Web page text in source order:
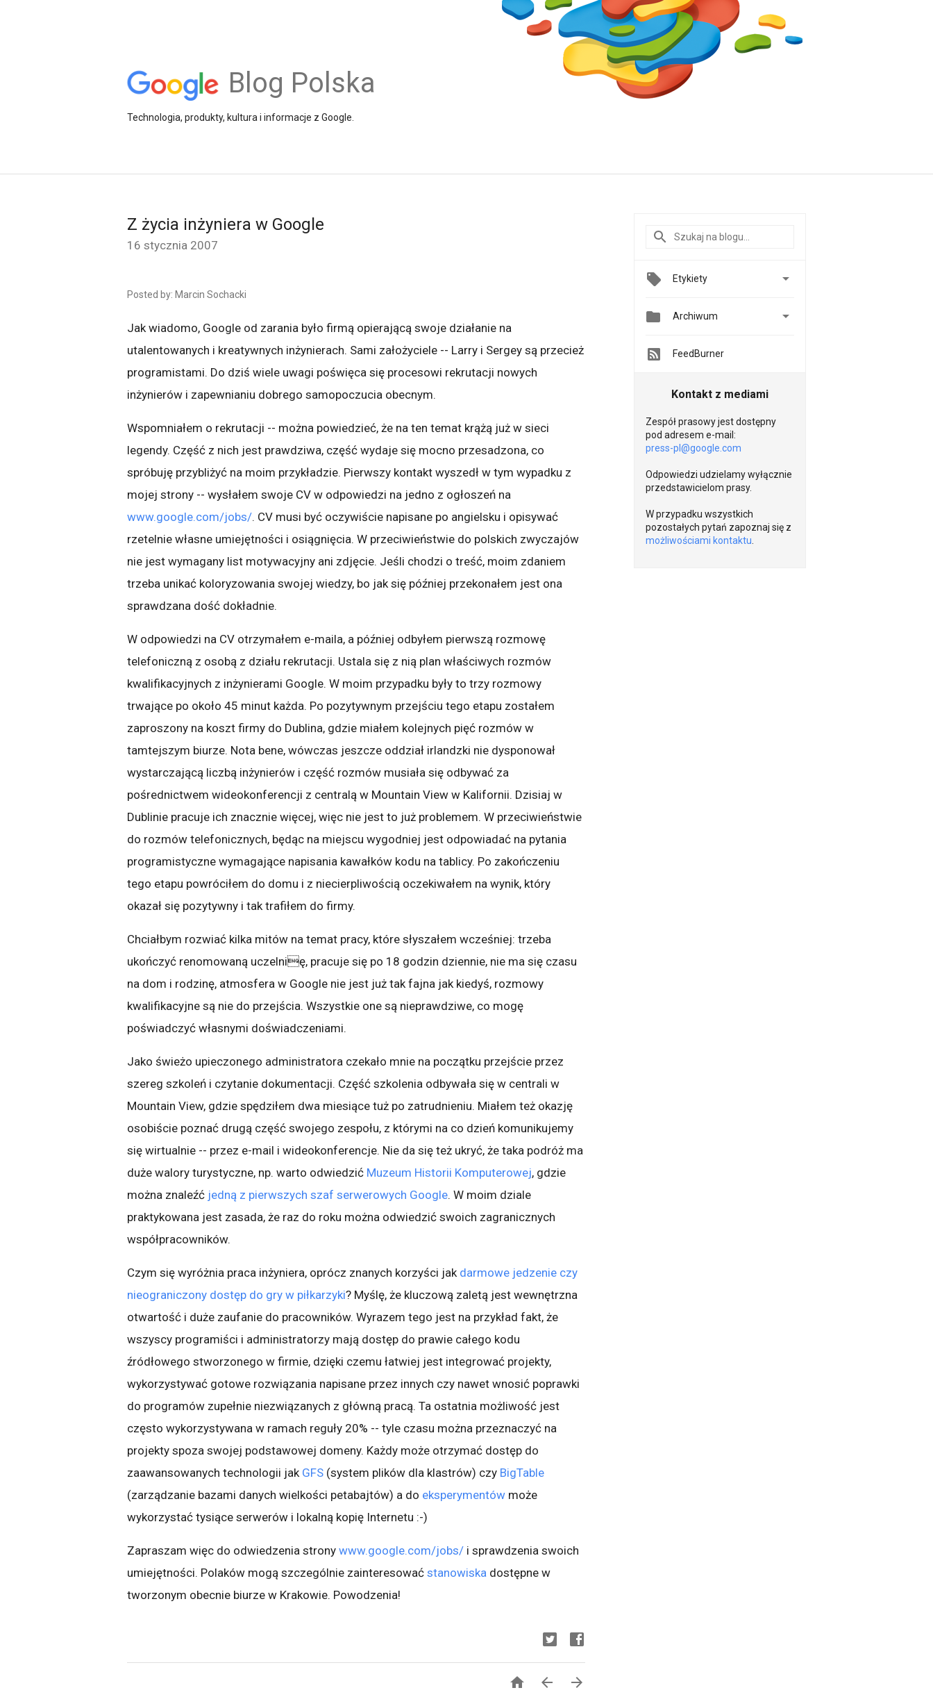
Blog Polska
Technologia, produkty, kultura i informacje z Google.
Z życia inżyniera w Google
16 stycznia 2007
Posted by: Marcin Sochacki
Jak wiadomo, Google od zarania było firmą opierającą swoje działanie na
utalentowanych i kreatywnych inżynierach. Sami założyciele -- Larry i Sergey są przecież
programistami. Do dziś wiele uwagi poświęca się procesowi rekrutacji nowych
inżynierów i zapewnianiu dobrego samopoczucia obecnym.
Wspomniałem o rekrutacji -- można powiedzieć, że na ten temat krążą już w sieci
legendy. Część z nich jest prawdziwa, część wydaje się mocno przesadzona, co
spróbuję przybliżyć na moim przykładzie. Pierwszy kontakt wyszedł w tym wypadku z
mojej strony -- wysłałem swoje CV w odpowiedzi na jedno z ogłoszeń na
www.google.com/jobs/. CV musi być oczywiście napisane po angielsku i opisywać
rzetelnie własne umiejętności i osiągnięcia. W przeciwieństwie do polskich zwyczajów
nie jest wymagany list motywacyjny ani zdjęcie. Jeśli chodzi o treść, moim zdaniem
trzeba unikać koloryzowania swojej wiedzy, bo jak się później przekonałem jest ona
sprawdzana dość dokładnie.
W odpowiedzi na CV otrzymałem e-maila, a później odbyłem pierwszą rozmowę
telefoniczną z osobą z działu rekrutacji. Ustala się z nią plan właściwych rozmów
kwalifikacyjnych z inżynierami Google. W moim przypadku były to trzy rozmowy
trwające po około 45 minut każda. Po pozytywnym przejściu tego etapu zostałem
zaproszony na koszt firmy do Dublina, gdzie miałem kolejnych pięć rozmów w
tamtejszym biurze. Nota bene, wówczas jeszcze oddział irlandzki nie dysponował
wystarczającą liczbą inżynierów i część rozmów musiała się odbywać za
pośrednictwem wideokonferencji z centralą w Mountain View w Kalifornii. Dzisiaj w
Dublinie pracuje ich znacznie więcej, więc nie jest to już problemem. W przeciwieństwie
do rozmów telefonicznych, będąc na miejscu wygodniej jest odpowiadać na pytania
programistyczne wymagające napisania kawałków kodu na tablicy. Po zakończeniu
tego etapu powróciłem do domu i z niecierpliwością oczekiwałem na wynik, który
okazał się pozytywny i tak trafiłem do firmy.
Chciałbym rozwiać kilka mitów na temat pracy, które słyszałem wcześniej: trzeba
ukończyć renomowaną uczelnię, pracuje się po 18 godzin dziennie, nie ma się czasu
na dom i rodzinę, atmosfera w Google nie jest już tak fajna jak kiedyś, rozmowy
kwalifikacyjne są nie do przejścia. Wszystkie one są nieprawdziwe, co mogę
poświadczyć własnymi doświadczeniami.
Jako świeżo upieczonego administratora czekało mnie na początku przejście przez
szereg szkoleń i czytanie dokumentacji. Część szkolenia odbywała się w centrali w
Mountain View, gdzie spędziłem dwa miesiące tuż po zatrudnieniu. Miałem też okazję
osobiście poznać drugą część swojego zespołu, z którymi na co dzień komunikujemy
się wirtualnie -- przez e-mail i wideokonferencje. Nie da się też ukryć, że taka podróż ma
duże walory turystyczne, np. warto odwiedzić Muzeum Historii Komputerowej, gdzie
można znaleźć jedną z pierwszych szaf serwerowych Google. W moim dziale
praktykowana jest zasada, że raz do roku można odwiedzić swoich zagranicznych
współpracowników.
Czym się wyróżnia praca inżyniera, oprócz znanych korzyści jak darmowe jedzenie czy
nieograniczony dostęp do gry w piłkarzyki? Myślę, że kluczową zaletą jest wewnętrzna
otwartość i duże zaufanie do pracowników. Wyrazem tego jest na przykład fakt, że
wszyscy programiści i administratorzy mają dostęp do prawie całego kodu
źródłowego stworzonego w firmie, dzięki czemu łatwiej jest integrować projekty,
wykorzystywać gotowe rozwiązania napisane przez innych czy nawet wnosić poprawki
do programów zupełnie niezwiązanych z główną pracą. Ta ostatnia możliwość jest
często wykorzystywana w ramach reguły 20% -- tyle czasu można przeznaczyć na
projekty spoza swojej podstawowej domeny. Każdy może otrzymać dostęp do
zaawansowanych technologii jak GFS (system plików dla klastrów) czy BigTable
(zarządzanie bazami danych wielkości petabajtów) a do eksperymentów może
wykorzystać tysiące serwerów i lokalną kopię Internetu :-)
Zapraszam więc do odwiedzenia strony www.google.com/jobs/ i sprawdzenia swoich
umiejętności. Polaków mogą szczególnie zainteresować stanowiska dostępne w
tworzonym obecnie biurze w Krakowie. Powodzenia!
  
Etykiety 
 Archiwum 
FeedBurner
Kontakt z mediami
Zespół prasowy jest dostępny
pod adresem e-mail:
press-pl@google.com
Odpowiedzi udzielamy wyłącznie
przedstawicielom prasy.
W przypadku wszystkich
pozostałych pytań zapoznaj się z
możliwościami kontaktu